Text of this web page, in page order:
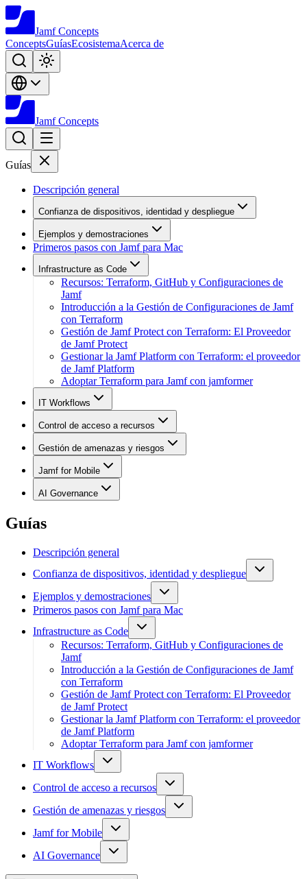
Jamf Concepts
ConceptsGuíasEcosistemaAcerca de
Jamf Concepts
Guías
Descripción general
Confianza de dispositivos, identidad y despliegue
Ejemplos y demostraciones
Primeros pasos con Jamf para Mac
Infrastructure as Code
Recursos: Terraform, GitHub y Configuraciones de
Jamf
Introducción a la Gestión de Configuraciones de Jamf
con Terraform
Gestión de Jamf Protect con Terraform: El Proveedor
de Jamf Protect
Gestionar la Jamf Platform con Terraform: el proveedor
de Jamf Platform
Adoptar Terraform para Jamf con jamformer
IT Workflows
Control de acceso a recursos
Gestión de amenazas y riesgos
Jamf for Mobile
AI Governance
Guías
Descripción general
Confianza de dispositivos, identidad y despliegue
Ejemplos y demostraciones
Primeros pasos con Jamf para Mac
Infrastructure as Code
Recursos: Terraform, GitHub y Configuraciones de
Jamf
Introducción a la Gestión de Configuraciones de Jamf
con Terraform
Gestión de Jamf Protect con Terraform: El Proveedor
de Jamf Protect
Gestionar la Jamf Platform con Terraform: el proveedor
de Jamf Platform
Adoptar Terraform para Jamf con jamformer
IT Workflows
Control de acceso a recursos
Gestión de amenazas y riesgos
Jamf for Mobile
AI Governance